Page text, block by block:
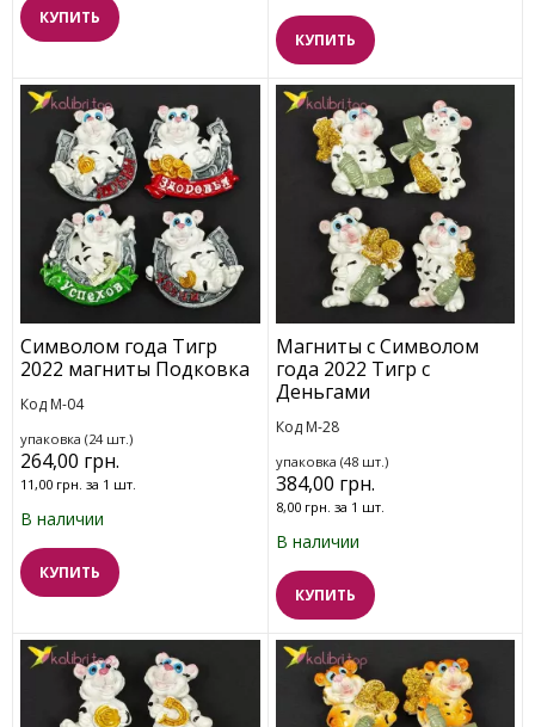
КУПИТЬ
КУПИТЬ
Символом года Тигр
2022 магниты Подковка
Код M-04
упаковка (24 шт.)
264,00 грн.
11,00 грн. за 1 шт.
В наличии
КУПИТЬ
Магниты с Символом
года 2022 Тигр с
Деньгами
Код M-28
упаковка (48 шт.)
384,00 грн.
8,00 грн. за 1 шт.
В наличии
КУПИТЬ